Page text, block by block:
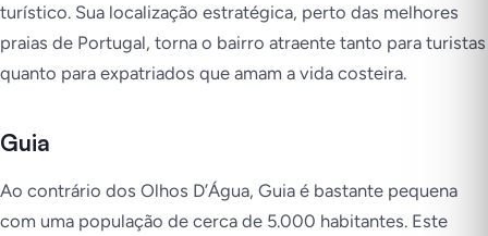
turístico. Sua localização estratégica, perto das melhores
praias de Portugal, torna o bairro atraente tanto para turistas
quanto para expatriados que amam a vida costeira.
Guia
Ao contrário dos Olhos D’Água, Guia é bastante pequena
com uma população de cerca de 5.000 habitantes. Este